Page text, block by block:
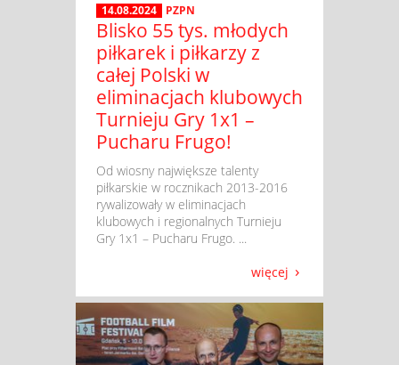
14.08.2024 PZPN
Blisko 55 tys. młodych
piłkarek i piłkarzy z
całej Polski w
eliminacjach klubowych
Turnieju Gry 1x1 –
Pucharu Frugo!
​ Od wiosny największe talenty
piłkarskie w rocznikach 2013-2016
rywalizowały w eliminacjach
klubowych i regionalnych Turnieju
Gry 1x1 – Pucharu Frugo. ...
więcej